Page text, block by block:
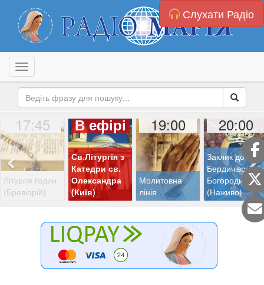
Слухати Радіо
Toggle navigation
17:45
Літургія годин
(Бревіарій)
В ефірі
Св.Літургія з
Катедри св.
Олександра
(Київ)
19:00
Молитовна
лінія
20:00
Заклик до
Бердичівської
Богородиці
(Наживо)